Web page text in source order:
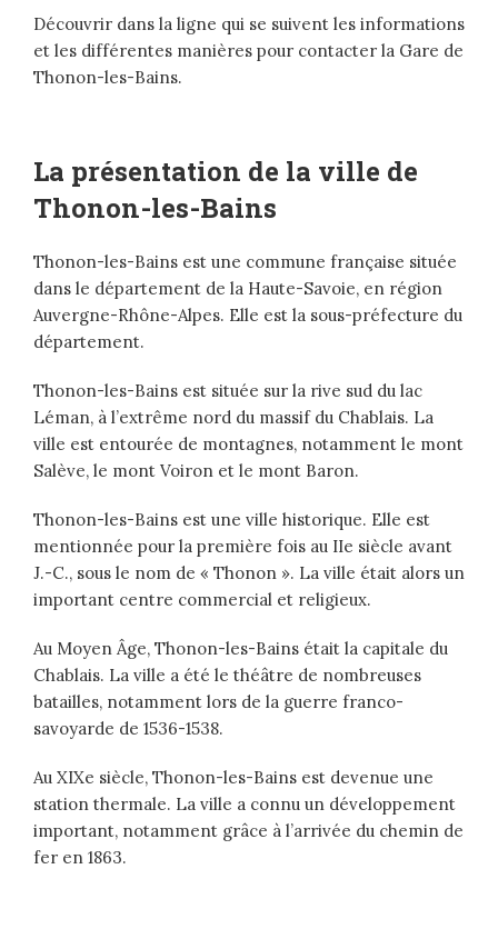
Découvrir dans la ligne qui se suivent les informations
et les différentes manières pour contacter la Gare de
Thonon-les-Bains.
La présentation de la ville de
Thonon-les-Bains
Thonon-les-Bains est une commune française située
dans le département de la Haute-Savoie, en région
Auvergne-Rhône-Alpes. Elle est la sous-préfecture du
département.
Thonon-les-Bains est située sur la rive sud du lac
Léman, à l’extrême nord du massif du Chablais. La
ville est entourée de montagnes, notamment le mont
Salève, le mont Voiron et le mont Baron.
Thonon-les-Bains est une ville historique. Elle est
mentionnée pour la première fois au IIe siècle avant
J.-C., sous le nom de « Thonon ». La ville était alors un
important centre commercial et religieux.
Au Moyen Âge, Thonon-les-Bains était la capitale du
Chablais. La ville a été le théâtre de nombreuses
batailles, notamment lors de la guerre franco-
savoyarde de 1536-1538.
Au XIXe siècle, Thonon-les-Bains est devenue une
station thermale. La ville a connu un développement
important, notamment grâce à l’arrivée du chemin de
fer en 1863.